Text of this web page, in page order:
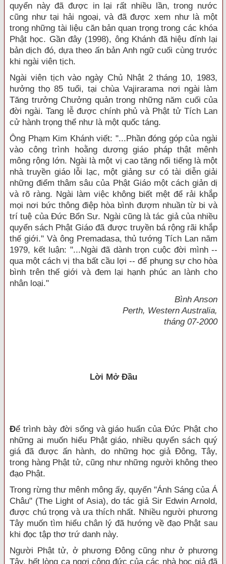
quyển này đã được in lại rất nhiều lần, trong nước
cũng như tại hải ngoại, và đã được xem như là một
trong những tài liệu căn bản quan trọng trong các khóa
Phật học. Gần đây (1998), ông Khánh đã hiệu đính lại
bản dịch đó, dựa theo ấn bản Anh ngữ cuối cùng trước
khi ngài viên tịch.
Ngài viên tịch vào ngày Chủ Nhật 2 tháng 10, 1983,
hưởng thọ 85 tuổi, tại chùa Vajirarama nơi ngài làm
Tăng trưởng Chưởng quản trong những năm cuối của
đời ngài. Tang lễ được chính phủ và Phật tử Tích Lan
cử hành trọng thể như là một quốc táng.
Ông Phạm Kim Khánh viết: "...Phần đóng góp của ngài
vào công trình hoằng dương giáo pháp thật mênh
mông rộng lớn. Ngài là một vị cao tăng nổi tiếng là một
nhà truyền giáo lỗi lạc, một giảng sư có tài diễn giải
những điểm thâm sâu của Phật Giáo một cách giản dị
và rõ ràng. Ngài làm việc không biết mệt để rải khắp
mọi nơi bức thông điệp hòa bình đượm nhuần từ bi và
trí tuệ của Đức Bổn Sư. Ngài cũng là tác giả của nhiều
quyển sách Phật Giáo đã được truyền bá rộng rãi khắp
thế giới." Và ông Premadasa, thủ tướng Tích Lan năm
1979, kết luận: "...Ngài đã dành trọn cuộc đời mình --
qua một cách vị tha bất cầu lợi -- để phụng sự cho hòa
bình trên thế giới và đem lại hạnh phúc an lành cho
nhân loại."
Bình Anson
Perth, Western Australia,
tháng 07-2000
Lời Mở Đầu
Để trình bày đời sống và giáo huấn của Đức Phật cho
những ai muốn hiểu Phật giáo, nhiều quyển sách quý
giá đã được ấn hành, do những học giả Đông, Tây,
trong hàng Phật tử, cũng như những người không theo
đạo Phật.
Trong rừng thư mênh mông ấy, quyển "Ánh Sáng của Á
Châu" (The Light of Asia), do tác giả Sir Edwin Arnold,
được chú trọng và ưa thích nhất. Nhiều người phương
Tây muốn tìm hiểu chân lý đã hướng về đạo Phật sau
khi đọc tập thơ trứ danh này.
Người Phật tử, ở phương Đông cũng như ở phương
Tây, hết lòng ca ngợi công đức của các nhà học giả đã